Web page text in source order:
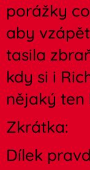
porážky
aby
tasila
kdy si i
nějaký ten
Zkrátka:
Dílek